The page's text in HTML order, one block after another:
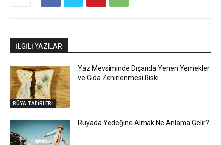
İLGİLİ YAZILAR
RÜYA TABİRLERİ
Yaz Mevsiminde Dışarıda Yenen Yemekler
ve Gıda Zehirlenmesi Riski
Rüyada Yedeğine Almak Ne Anlama Gelir?